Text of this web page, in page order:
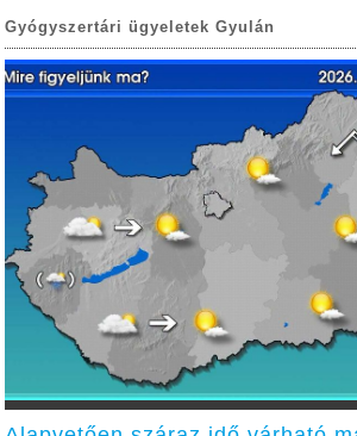
Gyógyszertári ügyeletek Gyulán